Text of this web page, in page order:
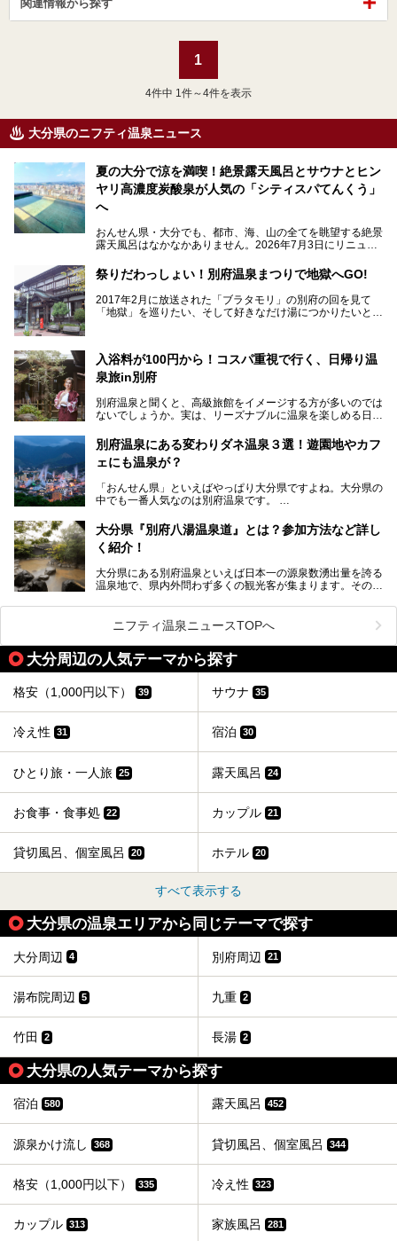
関連情報から探す
1
4件中 1件～4件を表示
大分県のニフティ温泉ニュース
夏の大分で涼を満喫！絶景露天風呂とサウナとヒン
ヤリ高濃度炭酸泉が人気の「シティスパてんくう」
へ
おんせん県・大分でも、都市、海、山の全てを眺望する絶景
露天風呂はなかなかありません。2026年7月3日にリニュー
てんくう(CITY SPA てんくう)」は、なんとJR大分駅直結と
いう利便性の高さ！
地上80mという圧倒的な開放感が魅力。温泉、ロウリュサウ
ナ、そしてひんやりとした約27度の高濃度炭酸泉で交互浴
併設の「JR九州ホテル ブラッサム大分」に泊まって、この
「シティスパてんくう」をたっぷり満喫してきたのでレポー
ルダウンできるスイーツ情報と併せてお楽しみください！
提供元：大分県【PR】
この記事は大分県のPR記事です。
祭りだわっしょい！別府温泉まつりで地獄へGO!
2017年2月に放送された「ブラタモリ」の別府の回を見て
「地獄」を巡りたい、そして好きなだけ湯につかりたいと切
まつり」が開催されます。その期間は嬉しいことに100以上
の共同浴場がなんと無料開放されるんです！普段から入浴料
が100円と安いのに、いいんですかタダにしちゃって!?
しかも4/2には「東京ディズニーリゾートスペシャルパレー
ド」も行われます。つまり別府に行けば「地獄」も「ミッキ
ーマウス」も拝める稀有なイベントですよ、これは行くしか
ない！
源泉数、湧出量ともに日本一の温泉県とも言われる大分県。
な市営温泉をまとめました。
Let’s go to Hell !
入浴料が100円から！コスパ重視で行く、日帰り温
泉旅in別府
別府温泉と聞くと、高級旅館をイメージする方が多いのでは
ないでしょうか。実は、リーズナブルに温泉を楽しめる日帰
で楽しめる「大分県の別府温泉」に注目してみました。
ニフティ温泉がオススメする温泉施設を紹介しちゃいます！
別府温泉にある変わりダネ温泉３選！遊園地やカフ
ェにも温泉が？
「おんせん県」といえばやっぱり大分県ですよね。大分県の
中でも一番人気なのは別府温泉です。
中いても飽きません。
普通に温泉に浸かる以外にも、別府地獄巡りや砂湯などは有
名ですよね。
別府温泉は共同湯も多く、家庭やマンションにも温泉を引い
ている所もあります。
あるんです。
これを読んで別府温泉巡りの参考になればと思います。
大分県『別府八湯温泉道』とは？参加方法など詳し
く紹介！
大分県にある別府温泉といえば日本一の源泉数湧出量を誇る
温泉地で、県内外問わず多くの観光客が集まります。その別
八湯温泉道とは別府八湯を巡る体験型イベントで、施設を回
って88ヶ所のスタンプを集めて温泉名人の認定を目指すと
いうものです。
別府には朝早くから夜遅くまでやっている地元に根付いた銭
湯や、日帰りのみの大きな施設など様々な形態の温泉があり
ます。泉質も数多くなるので、好きな温泉から巡って温泉名
人を目指してみてはいかがでしょうか？
ニフティ温泉ニュースTOPへ
大分周辺の人気テーマから探す
格安（1,000円以下） 39 サウナ 35
冷え性 31 宿泊 30
ひとり旅・一人旅 25 露天風呂 24
お食事・食事処 22 カップル 21
貸切風呂、個室風呂 20 ホテル 20
すべて表示する
大分県の温泉エリアから同じテーマで探す
大分周辺 4 別府周辺 21
湯布院周辺 5 九重 2
竹田 2 長湯 2
大分県の人気テーマから探す
宿泊 580 露天風呂 452
源泉かけ流し 368 貸切風呂、個室風呂 344
格安（1,000円以下） 335 冷え性 323
カップル 313 家族風呂 281